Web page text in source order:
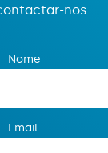
nos.
Nome
Email